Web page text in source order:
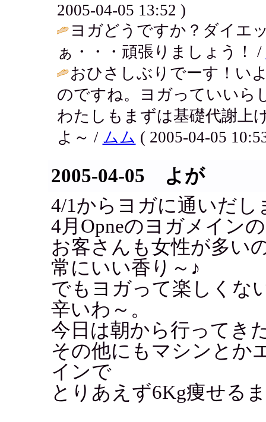
2005-04-05 13:52 )
ヨガどうですか？ダイエ
ぁ・・・頑張りましょう！ /
おひさしぶりでーす！い
のですね。ヨガっていいら
わたしもまずは基礎代謝上
よ～ / ムム ( 2005-04-05
2005-04-05 よが
4/1からヨガに通いだし
4月Opneのヨガメイン
お客さんも女性が多い
常にいい香り～♪
でもヨガって楽しくな
辛いわ～。
今日は朝から行ってき
その他にもマシンとか
インで
とりあえず6Kg痩せる